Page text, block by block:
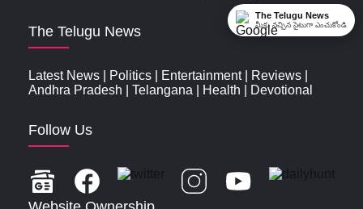
The Telugu News
Latest News Politics Entertainment| Reviews
Andhra Pradesh
Telangana Health Devotional
Follow Us
The Telugu News
మీకు నచ్చిన సైటుగా ఎంచుకోండి